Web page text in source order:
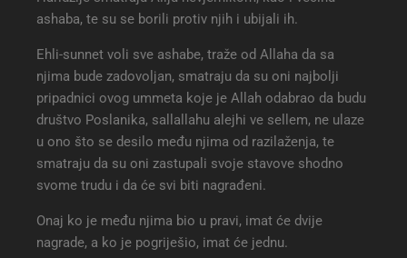
ashaba, te su se borili protiv njih i ubijali ih.
Ehli-sunnet voli sve ashabe, traže od Allaha da sa
njima bude zadovoljan, smatraju da su oni najbolji
pripadnici ovog ummeta koje je Allah odabrao da budu
društvo Poslanika, sallallahu alejhi ve sellem, ne ulaze
u ono što se desilo među njima od razilaženja, te
smatraju da su oni zastupali svoje stavove shodno
svome trudu i da će svi biti nagrađeni.
Onaj ko je među njima bio u pravi, imat će dvije
nagrade, a ko je pogriješio, imat će jednu.